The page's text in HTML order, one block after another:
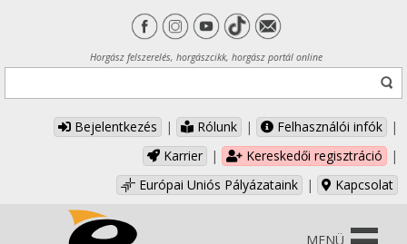
Horgász felszerelés, horgászcikk, horgász portál online
Bejelentkezés | Rólunk | Felhasználói infók
|
Karrier
| Kereskedői regisztráció
|
Európai Uniós Pályázataink
| Kapcsolat
MENÜ